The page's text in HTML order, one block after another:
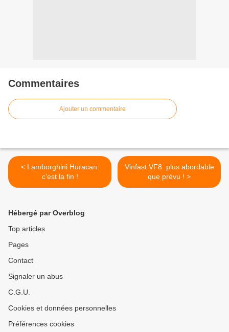
Commentaires
Ajouter un commentaire
< Lamborghini Huracan:
c’est la fin !
Vinfast VF8: plus abordable
que prévu ! >
Hébergé par Overblog
Top articles
Pages
Contact
Signaler un abus
C.G.U.
Cookies et données personnelles
Préférences cookies